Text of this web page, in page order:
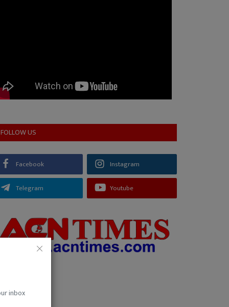
inbox
FOLLOW US
Facebook Instagram
Telegram Youtube